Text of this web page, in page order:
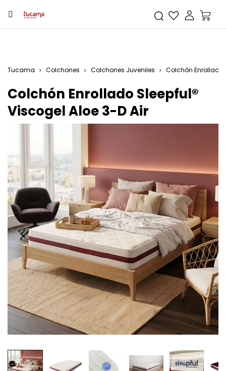
Tucama Colchones Colchones Juveniles Colchón Enrollado
Colchón Enrollado Sleepful®
Viscogel Aloe 3-D Air